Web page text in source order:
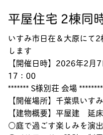
平屋住宅 2棟同
いすみ市日在＆大原にて
します
【開催日時】2026年2
17：00
******* S様別荘 会場
【開催場所】千葉県いす
【建物概要】平屋建 延
○庭で過ごす楽しみを演